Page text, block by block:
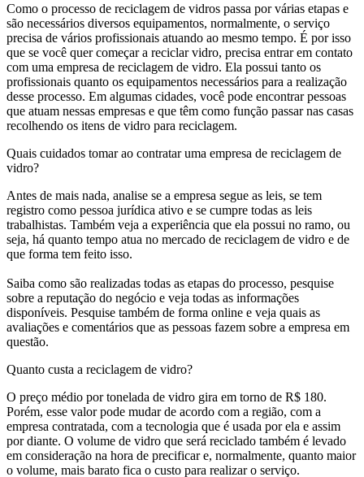
Como o processo de reciclagem de vidros passa por várias etapas e
são necessários diversos equipamentos, normalmente, o serviço
precisa de vários profissionais atuando ao mesmo tempo. É por isso
que se você quer começar a reciclar vidro, precisa entrar em contato
com uma empresa de reciclagem de vidro. Ela possui tanto os
profissionais quanto os equipamentos necessários para a realização
desse processo. Em algumas cidades, você pode encontrar pessoas
que atuam nessas empresas e que têm como função passar nas casas
recolhendo os itens de vidro para reciclagem.
Quais cuidados tomar ao contratar uma empresa de reciclagem de
vidro?
Antes de mais nada, analise se a empresa segue as leis, se tem
registro como pessoa jurídica ativo e se cumpre todas as leis
trabalhistas. Também veja a experiência que ela possui no ramo, ou
seja, há quanto tempo atua no mercado de reciclagem de vidro e de
que forma tem feito isso.
Saiba como são realizadas todas as etapas do processo, pesquise
sobre a reputação do negócio e veja todas as informações
disponíveis. Pesquise também de forma online e veja quais as
avaliações e comentários que as pessoas fazem sobre a empresa em
questão.
Quanto custa a reciclagem de vidro?
O preço médio por tonelada de vidro gira em torno de R$ 180.
Porém, esse valor pode mudar de acordo com a região, com a
empresa contratada, com a tecnologia que é usada por ela e assim
por diante. O volume de vidro que será reciclado também é levado
em consideração na hora de precificar e, normalmente, quanto maior
o volume, mais barato fica o custo para realizar o serviço.